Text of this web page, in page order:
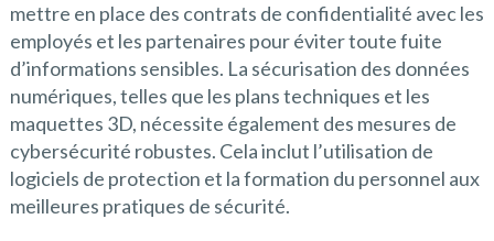
mettre en place des contrats de confidentialité avec les
employés et les partenaires pour éviter toute fuite
d’informations sensibles. La sécurisation des données
numériques, telles que les plans techniques et les
maquettes 3D, nécessite également des mesures de
cybersécurité robustes. Cela inclut l’utilisation de
logiciels de protection et la formation du personnel aux
meilleures pratiques de sécurité.